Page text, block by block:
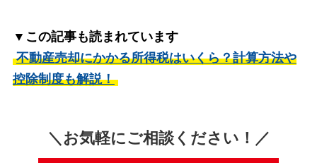
▼この記事も読まれています
不動産売却にかかる所得税はいくら？計算方法や
控除制度も解説！
＼お気軽にご相談ください！／